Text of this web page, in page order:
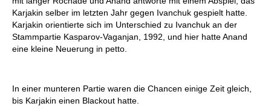
Karjakin selber im letzten Jahr gegen Ivanchuk gespielt hatte.
Karjakin orientierte sich im Unterschied zu Ivanchuk an der
Stammpartie Kasparov-Vaganjan, 1992, und hier hatte Anand
eine kleine Neuerung in petto.
In einer munteren Partie waren die Chancen einige Zeit gleich,
bis Karjakin einen Blackout hatte.